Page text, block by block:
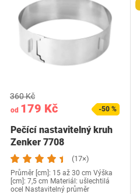
od 179 Kč
360 Kč
-50 %
Pečící nastavitelný kruh
Zenker 7708
(17×)
Průměr [cm]: 15 až 30 cm Výška
[cm]: 7,5 cm Materiál: ušlechtilá
ocel Nastavitelný průměr